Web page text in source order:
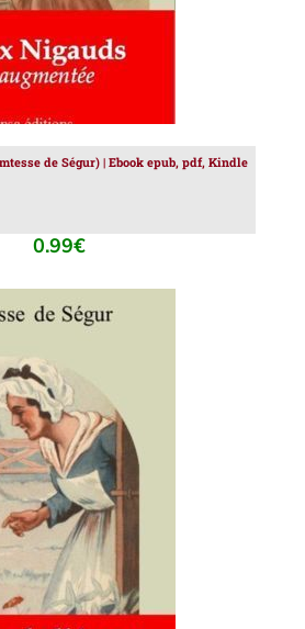
de Ségur) | Ebook epub, pdf, Kindle
0.99€
/ DÉTAILS